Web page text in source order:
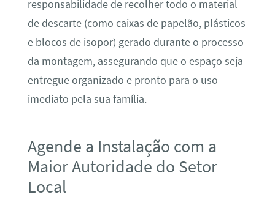
responsabilidade de recolher todo o material
de descarte (como caixas de papelão, plásticos
e blocos de isopor) gerado durante o processo
da montagem, assegurando que o espaço seja
entregue organizado e pronto para o uso
imediato pela sua família.
Agende a Instalação com a
Maior Autoridade do Setor
Local